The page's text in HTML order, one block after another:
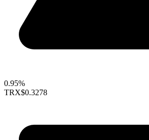
0.95%
TRX$0.3278